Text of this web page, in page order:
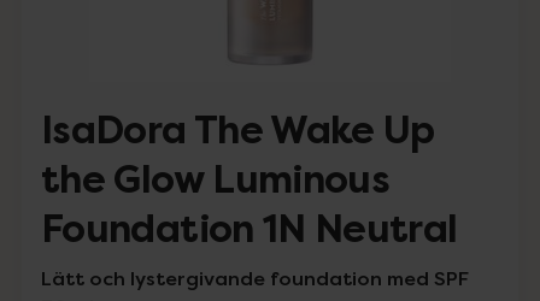
IsaDora The Wake Up
the Glow Luminous
Foundation 1N Neutral
Lätt och lystergivande foundation med SPF